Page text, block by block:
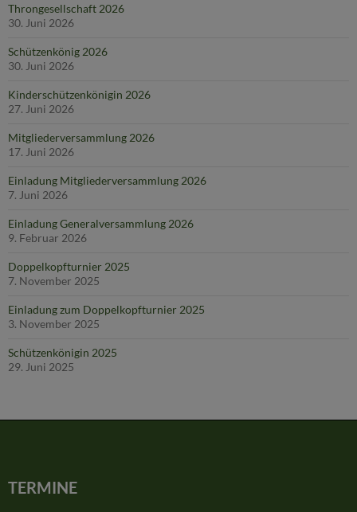
Throngesellschaft 2026
30. Juni 2026
Schützenkönig 2026
30. Juni 2026
Kinderschützenkönigin 2026
27. Juni 2026
Mitgliederversammlung 2026
17. Juni 2026
Einladung Mitgliederversammlung 2026
7. Juni 2026
Einladung Generalversammlung 2026
9. Februar 2026
Doppelkopfturnier 2025
7. November 2025
Einladung zum Doppelkopfturnier 2025
3. November 2025
Schützenkönigin 2025
29. Juni 2025
TERMINE